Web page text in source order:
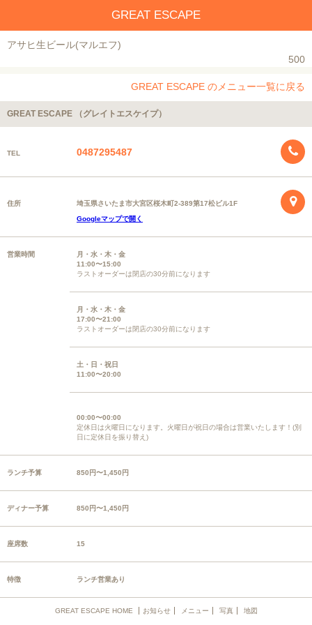
GREAT ESCAPE
アサヒ生ビール(マルエフ)
500
GREAT ESCAPE のメニュー一覧に戻る
GREAT ESCAPE （グレイトエスケイプ）
TEL 0487295487
住所
埼玉県さいたま市大宮区桜木町2-389第17松ビル1F
Googleマップで開く
営業時間
月・水・木・金
11:00〜15:00
ラストオーダーは閉店の30分前になります
月・水・木・金
17:00〜21:00
ラストオーダーは閉店の30分前になります
土・日・祝日
11:00〜20:00
00:00〜00:00
定休日は火曜日になります。火曜日が祝日の場合は営業いたします！(別
日に定休日を振り替え)
ランチ予算 850円〜1,450円
ディナー予算 850円〜1,450円
座席数 15
特徴 ランチ営業あり
GREAT ESCAPE HOME お知らせ メニュー 写真 地図